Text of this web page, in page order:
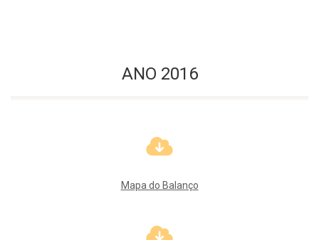
ANO 2016
Mapa do Balanço